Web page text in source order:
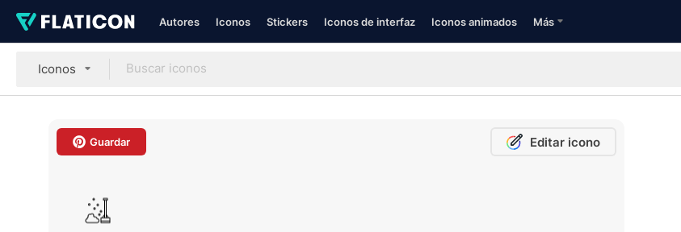
Autores Iconos Stickers Iconos de interfaz Iconos animados Más
Iconos
Guardar Editar icono